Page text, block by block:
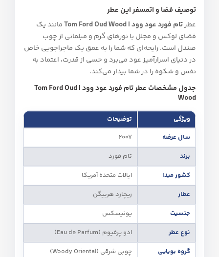
توصیف فضا و اتمسفر این عطر
عطرتام فورد عود وود | Tom Ford Oud Wood
مانند یک
فضای لوکس و مجلل با نورهای گرم و مبلمانی از چوب
صندل است. رایحه‌ای که شما را به عمق یک ماجراجویی خاص
در دنیای اسرارآمیز عود می‌برد و حسی از قدرت، اعتماد به
نفس و شکوه را در شما بیدار می‌کند.
جدول مشخصات عطر تام فورد عود وود | Tom Ford Oud
Wood
ویژگی
توضیحات
سال عرضه
2007
برند
تام فورد
کشور مبدا
ایالات متحده آمریکا
عطار
ریچارد هربیگن
جنسیت
یونیسکس
نوع عطر
ادو پرفیوم (Eau de Parfum)
گروه بویایی
چوبی شرقی (Woody Oriental)